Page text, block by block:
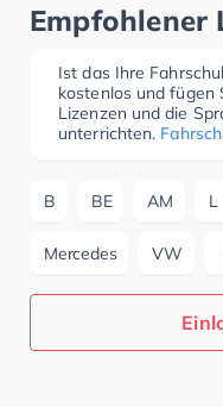
Empfohlener
Ist das Ihre
kostenlos und fügen
Lizenzen und die
unterrichten.
B BE AM L
Mercedes VW